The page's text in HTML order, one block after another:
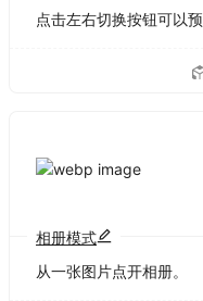
点击左右切换按钮可以预
相册模式
从一张图片点开相册。